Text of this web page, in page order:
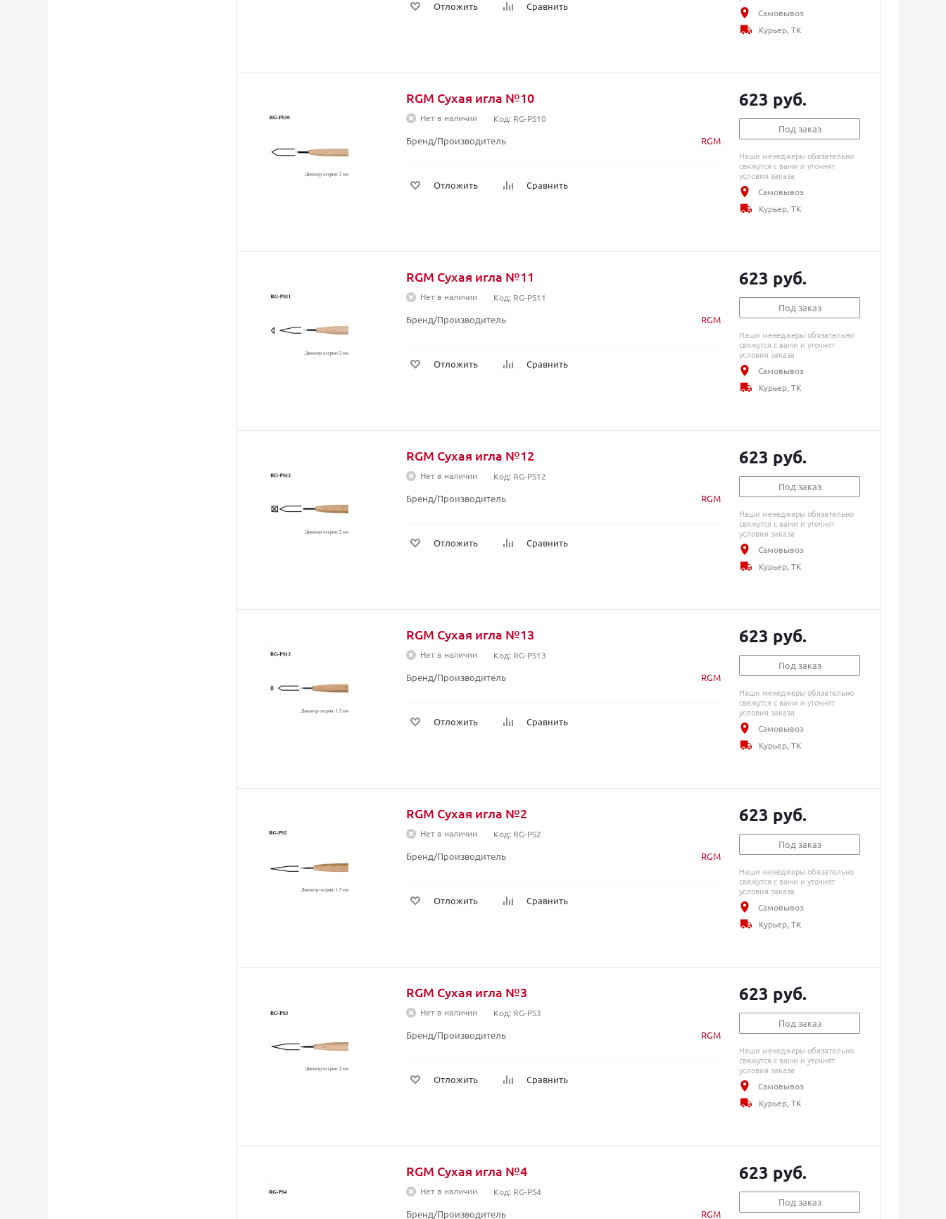
Отложить Сравнить
Самовывоз
Курьер, ТК
RGM Сухая игла №10
Нет в наличии Код: RG-PS10
Бренд/Производитель RGM
Отложить Сравнить
623 руб.
Под заказ
Наши менеджеры обязательно
свяжутся с вами и уточнят
условия заказа
Самовывоз
Курьер, ТК
RGM Сухая игла №11
Нет в наличии Код: RG-PS11
Бренд/Производитель RGM
Отложить Сравнить
623 руб.
Под заказ
Наши менеджеры обязательно
свяжутся с вами и уточнят
условия заказа
Самовывоз
Курьер, ТК
RGM Сухая игла №12
Нет в наличии Код: RG-PS12
Бренд/Производитель RGM
Отложить Сравнить
623 руб.
Под заказ
Наши менеджеры обязательно
свяжутся с вами и уточнят
условия заказа
Самовывоз
Курьер, ТК
RGM Сухая игла №13
Нет в наличии Код: RG-PS13
Бренд/Производитель RGM
Отложить Сравнить
623 руб.
Под заказ
Наши менеджеры обязательно
свяжутся с вами и уточнят
условия заказа
Самовывоз
Курьер, ТК
RGM Сухая игла №2
Нет в наличии Код: RG-PS2
Бренд/Производитель RGM
Отложить Сравнить
623 руб.
Под заказ
Наши менеджеры обязательно
свяжутся с вами и уточнят
условия заказа
Самовывоз
Курьер, ТК
RGM Сухая игла №3
Нет в наличии Код: RG-PS3
Бренд/Производитель RGM
Отложить Сравнить
623 руб.
Под заказ
Наши менеджеры обязательно
свяжутся с вами и уточнят
условия заказа
Самовывоз
Курьер, ТК
RGM Сухая игла №4
Нет в наличии Код: RG-PS4
Бренд/Производитель RGM
623 руб.
Под заказ